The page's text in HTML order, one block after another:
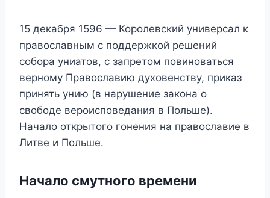
15 декабря 1596 — Королевский универсал к
православным с поддержкой решений
собора униатов, с запретом повиноваться
верному Православию духовенству, приказ
принять унию (в нарушение закона о
свободе вероисповедания в Польше).
Начало открытого гонения на православие в
Литве и Польше.
Начало смутного времени